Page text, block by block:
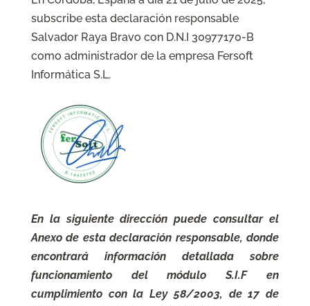
subscribe esta declaración responsable
Salvador Raya Bravo con D.N.I 30977170-B
como administrador de la empresa Fersoft
Informática S.L.
En la siguiente dirección puede consultar el
Anexo de esta declaración responsable, donde
encontrará información detallada sobre
funcionamiento del módulo S.I.F en
cumplimiento con laLey 58/2003, de 17 de